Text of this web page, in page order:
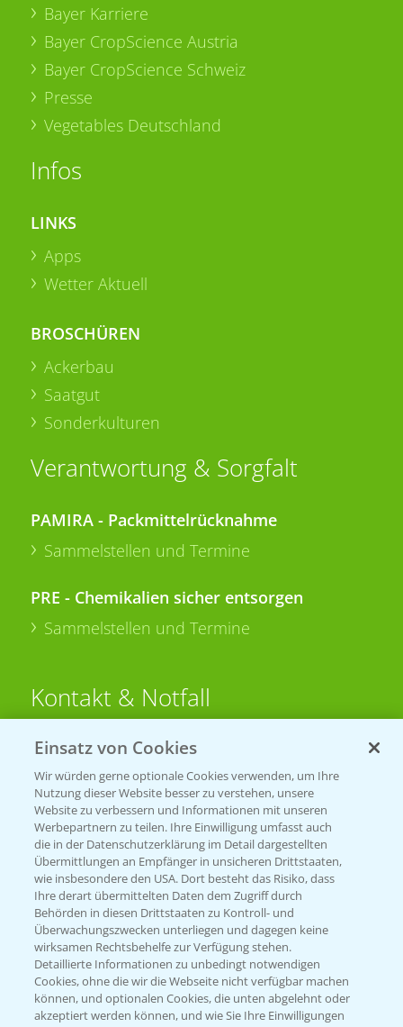
Bayer Karriere
Bayer CropScience Austria
Bayer CropScience Schweiz
Presse
Vegetables Deutschland
Infos
LINKS
Apps
Wetter Aktuell
BROSCHÜREN
Ackerbau
Saatgut
Sonderkulturen
Verantwortung & Sorgfalt
PAMIRA - Packmittelrücknahme
Sammelstellen und Termine
PRE - Chemikalien sicher entsorgen
Sammelstellen und Termine
Kontakt & Notfall
Beratung auf WhatsApp
T.+49 (0)174 346 564 1
KONTAKT
Hilfe in Notfällen
T.+49 (0)214/30-20220
Einsatz von Cookies
Wir würden gerne optionale Cookies verwenden, um Ihre
Nutzung dieser Website besser zu verstehen, unsere
Website zu verbessern und Informationen mit unseren
Werbepartnern zu teilen. Ihre Einwilligung umfasst auch
die in der Datenschutzerklärung im Detail dargestellten
Übermittlungen an Empfänger in unsicheren Drittstaaten,
wie insbesondere den USA. Dort besteht das Risiko, dass
Ihre derart übermittelten Daten dem Zugriff durch
Behörden in diesen Drittstaaten zu Kontroll- und
Überwachungszwecken unterliegen und dagegen keine
wirksamen Rechtsbehelfe zur Verfügung stehen.
Detaillierte Informationen zu unbedingt notwendigen
Cookies, ohne die wir die Webseite nicht verfügbar machen
können, und optionalen Cookies, die unten abgelehnt oder
akzeptiert werden können, und wie Sie Ihre Einwilligungen